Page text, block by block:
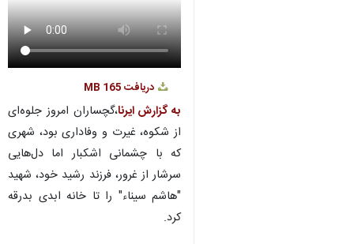
دریافت165 MB
به گزارش ایرنا،گچساران امروز جلوه‌ای
از شکوه، غیرت و وفاداری بود، شهری
که با چشمانی اشکبار اما دل‌هایی
سرشار از غرور، فرزند رشید خود، شهید
"هاشم سیناء" را تا خانه ابدی بدرقه
کرد.